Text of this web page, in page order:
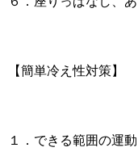
【簡単冷え性対策】
１．できる範囲の運